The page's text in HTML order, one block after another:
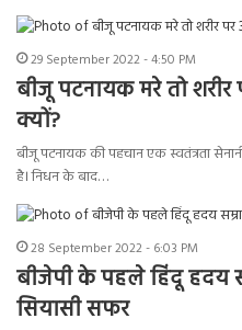
29 September 2022 - 4:50 PM
बीजू पटनायक मरे तो
क्यों?
बीजू पटनायक की पहचान एक स्वतंत्रता
है। निधन के बाद…
28 September 2022 - 6:03 PM
बीजेपी के पहले हिंदू हदय
सियासी सफर